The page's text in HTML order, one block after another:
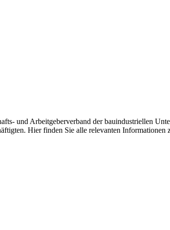
und Arbeitgeberverband der bauindustriellen
Hier finden Sie alle relevanten Informationen